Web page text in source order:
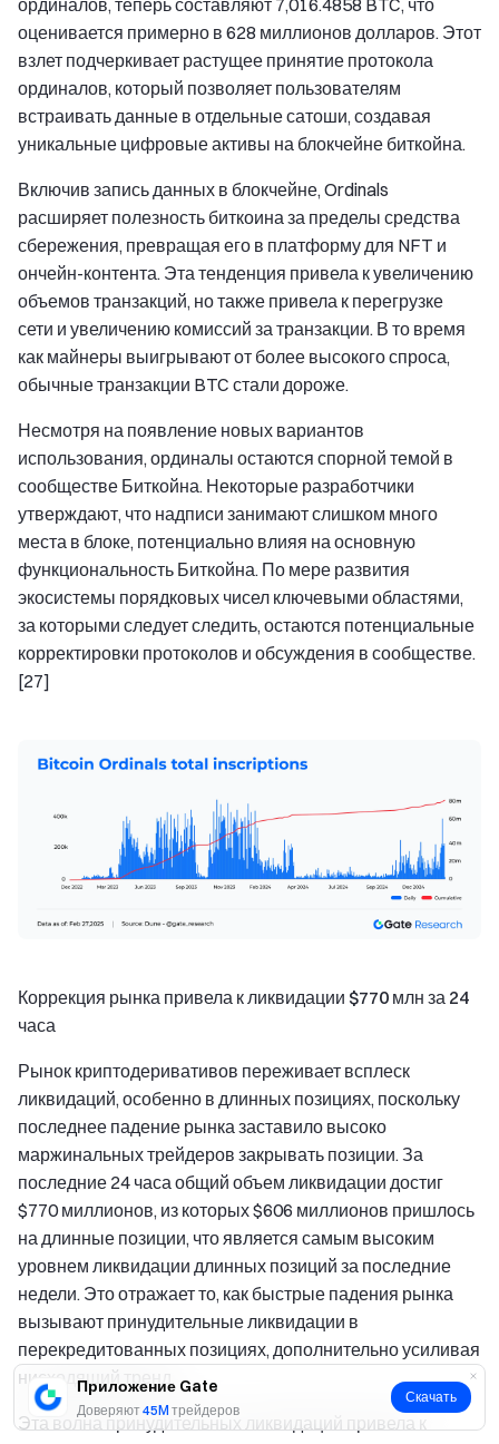
Приложение Gate
Доверяют45M трейдеров
Скачать
ординалов, теперь составляют 7,016.4858 BTC, что
оценивается примерно в 628 миллионов долларов. Этот
взлет подчеркивает растущее принятие протокола
ординалов, который позволяет пользователям
встраивать данные в отдельные сатоши, создавая
уникальные цифровые активы на блокчейне биткойна.
Включив запись данных в блокчейне, Ordinals
расширяет полезность биткоина за пределы средства
сбережения, превращая его в платформу для NFT и
ончейн-контента. Эта тенденция привела к увеличению
объемов транзакций, но также привела к перегрузке
сети и увеличению комиссий за транзакции. В то время
как майнеры выигрывают от более высокого спроса,
обычные транзакции BTC стали дороже.
Несмотря на появление новых вариантов
использования, ординалы остаются спорной темой в
сообществе Биткойна. Некоторые разработчики
утверждают, что надписи занимают слишком много
места в блоке, потенциально влияя на основную
функциональность Биткойна. По мере развития
экосистемы порядковых чисел ключевыми областями,
за которыми следует следить, остаются потенциальные
корректировки протоколов и обсуждения в сообществе.
[27]
Коррекция рынка привела к ликвидации $770 млн за 24
часа
Рынок криптодеривативов переживает всплеск
ликвидаций, особенно в длинных позициях, поскольку
последнее падение рынка заставило высоко
маржинальных трейдеров закрывать позиции. За
последние 24 часа общий объем ликвидации достиг
$770 миллионов, из которых $606 миллионов пришлось
на длинные позиции, что является самым высоким
уровнем ликвидации длинных позиций за последние
недели. Это отражает то, как быстрые падения рынка
вызывают принудительные ликвидации в
перекредитованных позициях, дополнительно усиливая
нисходящий тренд.
Эта волна принудительных ликвидаций привела к